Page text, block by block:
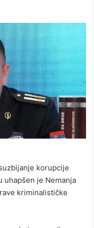
korupcije
uhapšen je Nemanja
kriminalističke